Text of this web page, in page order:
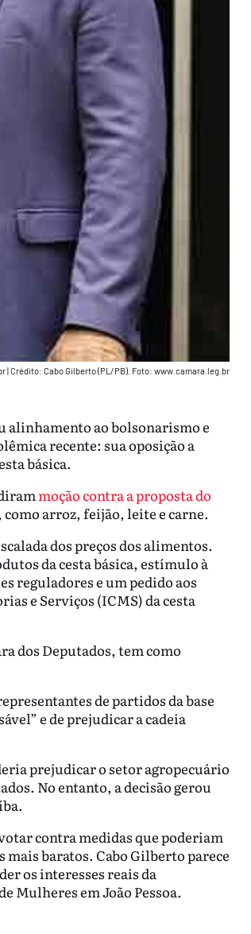
|Crédito: Cabo Gilberto (PL/PB). Foto: www.camara.leg.br
alinhamento ao bolsonarismo e
recente: sua oposição a
básica.
moção contra a proposta do
como arroz, feijão, leite e carne.
dos preços dos alimentos.
da cesta básica, estímulo à
reguladores e um pedido aos
e Serviços (ICMS) da cesta
dos Deputados, tem como
de partidos da base
e de prejudicar a cadeia
prejudicar o setor agropecuário
No entanto, a decisão gerou
contra medidas que poderiam
baratos. Cabo Gilberto parece
os interesses reais da
Mulheres em João Pessoa.